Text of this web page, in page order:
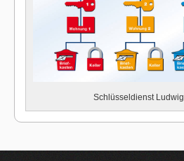
Schlüsseldienst Ludwig